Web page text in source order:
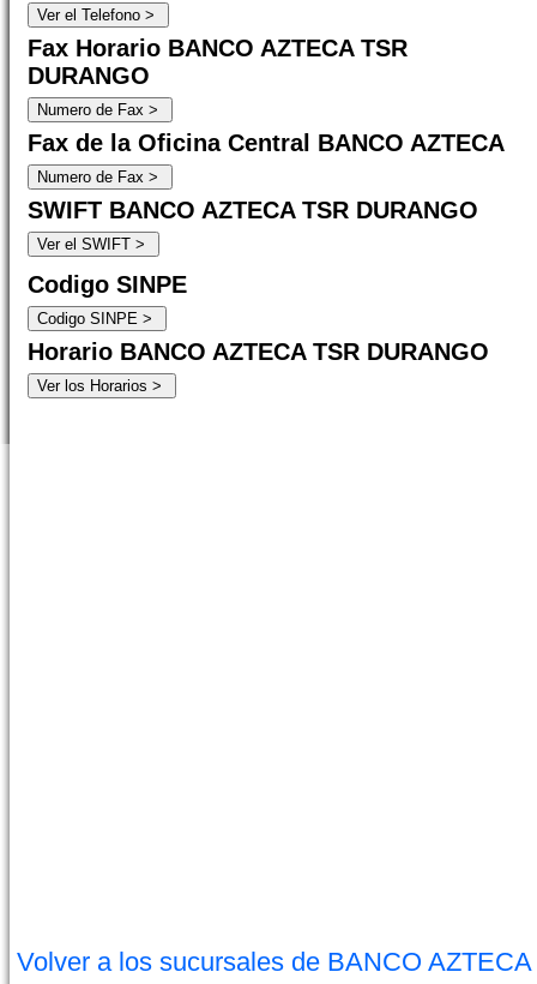
Fax Horario BANCO AZTECA TSR
DURANGO
Fax de la Oficina Central BANCO AZTECA
SWIFT BANCO AZTECA TSR DURANGO
Codigo SINPE
Horario BANCO AZTECA TSR DURANGO
Volver a los sucursales de BANCO AZTECA